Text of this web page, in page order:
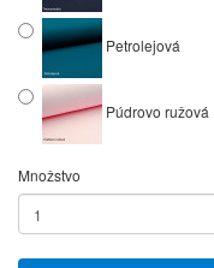
Petrolejová
Púdrovo ružová
Množstvo